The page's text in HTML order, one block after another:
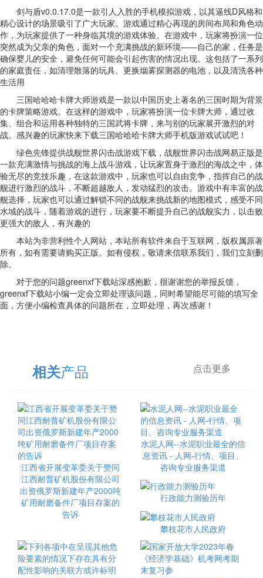
剑与盾v0.0.17.0是一款引人入胜的手机模拟游戏，以其逼线D风格和
精心设计的场景吸引了广大玩家。游戏通过精心再现的房间布局和角色动
作，为玩家提供了一种身临其境的游戏体验。在游戏中，玩家将扮演一位
突然成为父亲的角色，面对一个充满挑战的新环境——自己的家，任务是
确保婴儿的安全，避免任何可能会引起伤害的情况出现。这包括了一系列
的家庭责任，如清理散落的玩具、更换烟雾探测器的电池，以及清洗各种
生活用
三国哈哈哈卡牌大师游戏是一款以中国历史上著名的三国时期为背景
的卡牌策略游戏。在这样的游戏中，玩家将扮演一位卡牌大师，通过收
集、组合和运用各种独特的三国武将卡牌，来与别的玩家展开激烈的对
战。感兴趣的玩家快来下载三国哈哈哈卡牌大师手机版游戏试试吧！
绿色先锋提供战舰世界闪击战游戏下载，战舰世界闪击战网易正版是
一款充满激情与挑战的海上战斗游戏，让玩家置身于激烈的海战之中，体
验无尽的竞技乐趣，在这款游戏中，玩家也可以自由竞争，指挥自己的战
舰进行激烈的战斗，不断超越敌人，发动猛烈的攻击。游戏中有丰富的战
舰选择，玩家也可以通过解锁不同的战舰来挑战新的地图模式，感受不同
水域的战斗，随着游戏的进行，玩家要不断提升自己的战舰实力，以击败
更强大的敌人，有兴趣的
本站为非营利性个人网站，本站所有软件来自于互联网，版权属原著
所有，如有需要请购买正版。如有侵权，敬请来信联系我们，我们立刻删
除。
对于您的问题greenxf下载站深感抱歉，很谢谢您的举报反馈，
greenxf下载站小编一定会立即处理该问题，同时希望能尽可能的填写全
面，方便小编检查具体的问题所在，立即处理，再次感谢！
相关产品 点击更多
江西省开展变革委关于赞同
江西耐普矿机股份有限公司
出资俄罗斯新建年产2000吨
矿用耐磨备件厂项目存案的
告诉
水泥人网--水泥职业最全的信
息资讯 - 人网-行情、项目、
咨询专业服务渠道
行政能力测验历年
攀枝花市人民政府